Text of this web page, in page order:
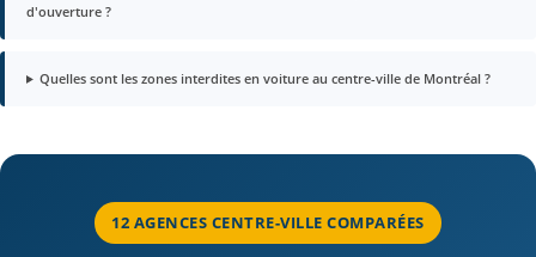
d'ouverture ?
Quelles sont les zones interdites en voiture au centre-ville de Montréal ?
12 AGENCES CENTRE-VILLE COMPARÉES